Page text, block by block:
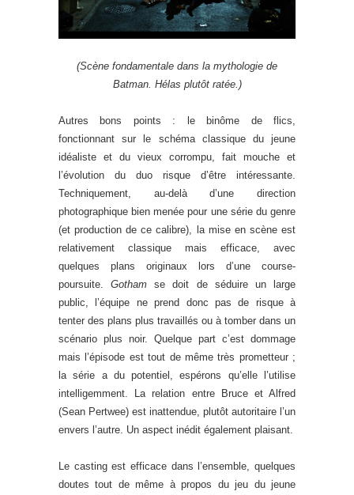
(Scène fondamentale dans la mythologie de
Batman. Hélas plutôt ratée.)
Autres bons points : le binôme de flics,
fonctionnant sur le schéma classique du jeune
idéaliste et du vieux corrompu, fait mouche et
l’évolution du duo risque d’être intéressante.
Techniquement, au-delà d’une direction
photographique bien menée pour une série du genre
(et production de ce calibre), la mise en scène est
relativement classique mais efficace, avec
quelques plans originaux lors d’une course-
poursuite.Gotham se doit de séduire un large
public, l’équipe ne prend donc pas de risque à
tenter des plans plus travaillés ou à tomber dans un
scénario plus noir. Quelque part c’est dommage
mais l’épisode est tout de même très prometteur ;
la série a du potentiel, espérons qu’elle l’utilise
intelligemment. La relation entre Bruce et Alfred
(Sean Pertwee) est inattendue, plutôt autoritaire l’un
envers l’autre. Un aspect inédit également plaisant.
Le casting est efficace dans l’ensemble, quelques
doutes tout de même à propos du jeu du jeune